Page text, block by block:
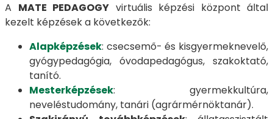
A MATE PEDAGOGY virtuális képzési központ által
kezelt képzések a következők:
Alapképzések: csecsemő- és kisgyermeknevelő,
gyógypedagógia, óvodapedagógus, szakoktató,
tanító.
Mesterképzések: gyermekkultúra,
neveléstudomány, tanári (agrármérnöktanár).